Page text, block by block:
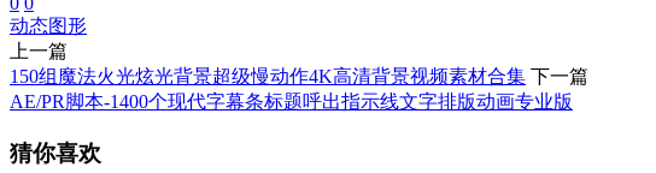
动态图形
上一篇
150组魔法火光炫光背景超级慢动作4K高清背景视频素材合集 下一篇
AE/PR脚本-1400个现代字幕条标题呼出指示线文字排版动画专业版
猜你喜欢